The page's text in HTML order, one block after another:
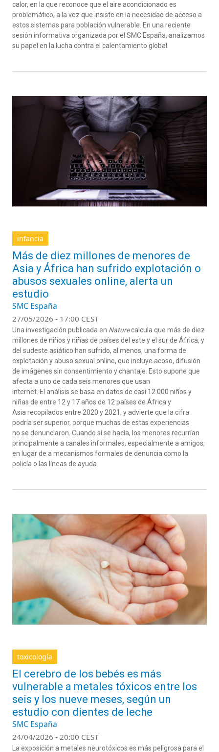
calor, en la que reconoce que el aire acondicionado es
problemático, a la vez que insiste en la necesidad de acceso a
estos sistemas para población vulnerable. En una reciente
sesión informativa organizada por el SMC España, analizamos
su papel en la lucha contra el calentamiento global.
infancia
Más de diez millones de menores de
Asia y África han sufrido explotación o
abusos sexuales online, alerta un
estudio
SMC España
27/05/2026 - 17:00 CEST
Una investigación publicada en Naturecalcula que más de diez
millones de niños y niñas de países del este y el sur de África, y
del sudeste asiático han sufrido, al menos, una forma de
explotación y abuso sexual online, que incluye acoso, difusión
de imágenes sin consentimiento y chantaje. Esto supone que
afecta a uno de cada seis menores que usan
internet. El análisis se basa en datos de casi 12.000 niños y
niñas de entre 12 y 17 años de 12 países de África y
Asia recopilados entre 2020 y 2021, y advierte que la cifra
podría ser superior, porque muchas de estas experiencias
no se denunciaron. Cuando sí se hacía, los menores recurrían
principalmente a canales informales, especialmente a amigos,
en lugar de a mecanismos formales de denuncia como la
policía o las líneas de ayuda.
toxicología
El cerebro de los bebés es más
vulnerable a metales tóxicos entre los
seis y los nueve meses, según un
estudio con dientes de leche
SMC España
24/04/2026 - 20:00 CEST
La exposición a metales neurotóxicos es más peligrosa para el